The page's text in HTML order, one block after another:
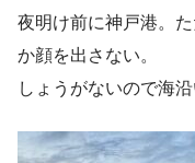
夜明け前に神戸港。
か顔を出さない。
しょうがないので海